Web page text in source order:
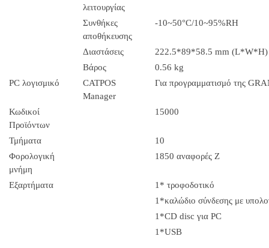
λειτουργίας
Συνθήκες
αποθήκευσης
-10~50°C/10~95%RH
Διαστάσεις
222.5*89*58.5 mm (L*W*H)
Βάρος
0.56 kg
PC λογισμικό
CATPOS
Manager
Για προγραμματισμό της
Κωδικοί
Προϊόντων
15000
Τμήματα
10
Φορολογική
μνήμη
1850 αναφορές Z
Εξαρτήματα
1* τροφοδοτικό
1*καλώδιο σύνδεσης με
1*CD disc για PC
1*USB